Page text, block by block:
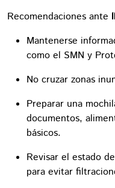
Recomendaciones ante
Mantenerse
como el SMN y
No cruzar zonas
Preparar una
documentos,
básicos.
Revisar el estado
para evitar